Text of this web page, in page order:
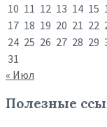
10 11 12 13 14 15
17 18 19 20 21 22
24 25 26 27 28 29
31
« Июл
Полезные